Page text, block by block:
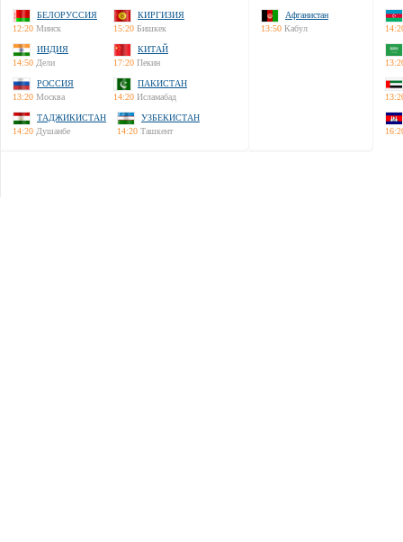
БЕЛОРУССИЯ
12:20 Минск
КИРГИЗИЯ
15:20 Бишкек
ИНДИЯ
14:50 Дели
КИТАЙ
17:20 Пекин
РОССИЯ
13:20 Москва
ПАКИСТАН
14:20 Исламабад
ТАДЖИКИСТАН
14:20 Душанбе
УЗБЕКИСТАН
14:20 Ташкент
Афганистан
13:50 Кабул